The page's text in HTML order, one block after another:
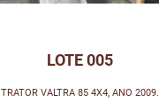
LOTE 005
TRATOR VALTRA 85 4X4, ANO 2009.